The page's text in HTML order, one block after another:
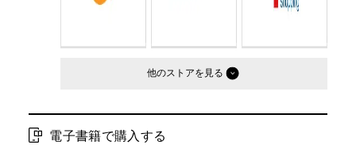
他のストア
電子書籍で購入する